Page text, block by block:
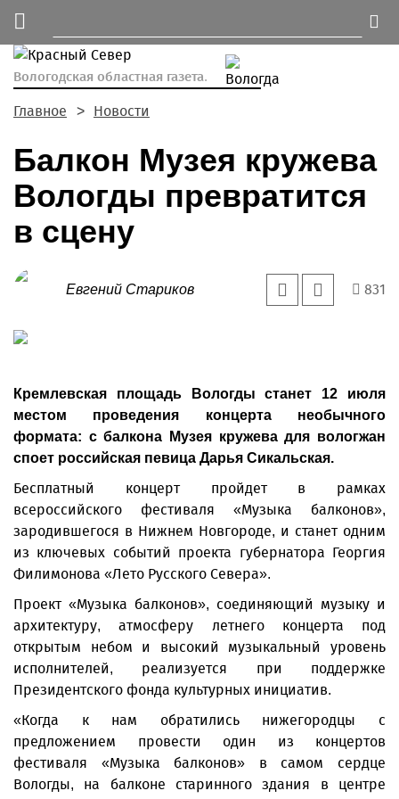
Вологодская областная газета.
Главное Новости
Балкон Музея кружева
Вологды превратится
в сцену
Евгений Стариков 831
Кремлевская площадь Вологды станет 12 июля
местом проведения концерта необычного
формата: с балкона Музея кружева для вологжан
споет российская певица Дарья Сикальская.
Бесплатный концерт пройдет в рамках
всероссийского фестиваля «Музыка балконов»,
зародившегося в Нижнем Новгороде, и станет одним
из ключевых событий проекта губернатора Георгия
Филимонова «Лето Русского Севера».
Проект «Музыка балконов», соединяющий музыку и
архитектуру, атмосферу летнего концерта под
открытым небом и высокий музыкальный уровень
исполнителей, реализуется при поддержке
Президентского фонда культурных инициатив.
«Когда к нам обратились нижегородцы с
предложением провести один из концертов
фестиваля «Музыка балконов» в самом сердце
Вологды, на балконе старинного здания в центре